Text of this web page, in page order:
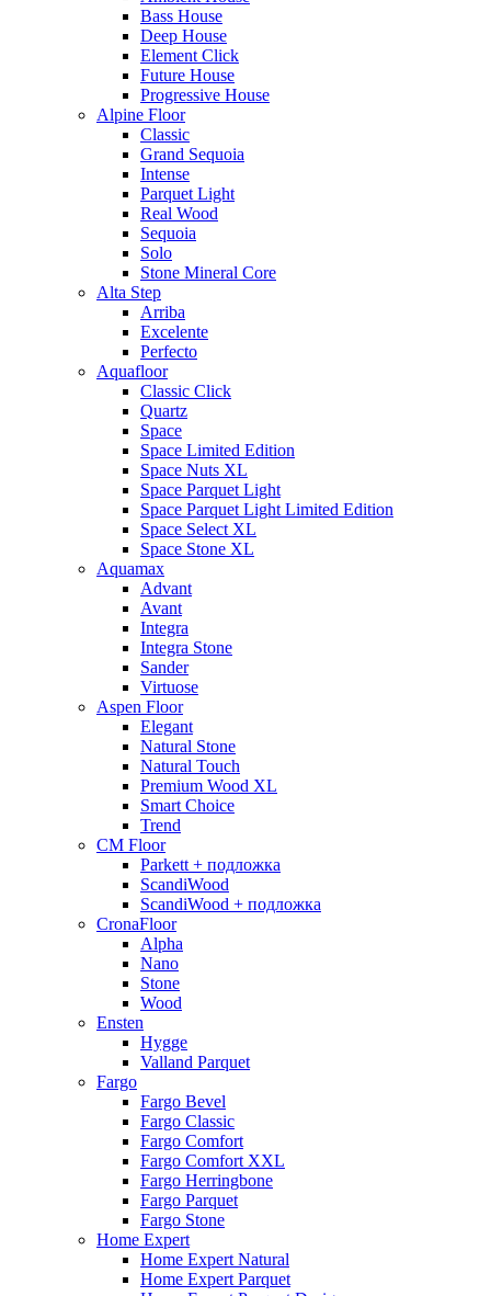
Bass House
Deep House
Element Click
Future House
Progressive House
Alpine Floor
Classic
Grand Sequoia
Intense
Parquet Light
Real Wood
Sequoia
Solo
Stone Mineral Core
Alta Step
Arriba
Excelente
Perfecto
Aquafloor
Classic Click
Quartz
Space
Space Limited Edition
Space Nuts XL
Space Parquet Light
Space Parquet Light Limited Edition
Space Select XL
Space Stone XL
Aquamax
Advant
Avant
Integra
Integra Stone
Sander
Virtuose
Aspen Floor
Elegant
Natural Stone
Natural Touch
Premium Wood XL
Smart Choice
Trend
CM Floor
Parkett + подложка
ScandiWood
ScandiWood + подложка
CronaFloor
Alpha
Nano
Stone
Wood
Ensten
Hygge
Valland Parquet
Fargo
Fargo Bevel
Fargo Classic
Fargo Comfort
Fargo Comfort XXL
Fargo Herringbone
Fargo Parquet
Fargo Stone
Home Expert
Home Expert Natural
Home Expert Parquet